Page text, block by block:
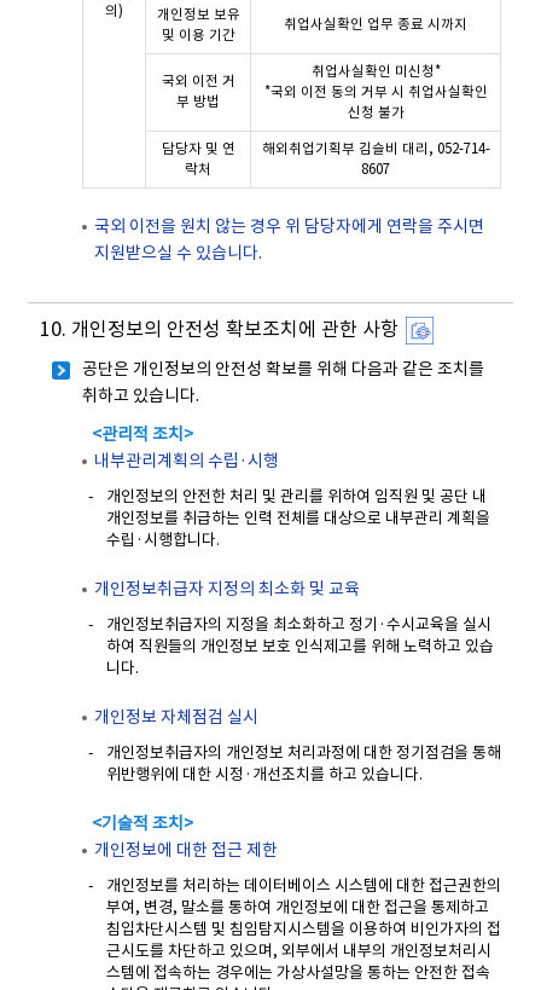
의)
개인정보 보유
및 이용 기간
취업사실확인 업무 종료 시까지
국외 이전 거
부 방법
취업사실확인 미신청*
*국외 이전 동의 거부 시 취업사실확인
신청 불가
담당자 및 연
락처
해외취업기획부 김슬비 대리, 052-714-
8607
국외 이전을 원치 않는 경우 위 담당자에게 연락을 주시면
지원받으실 수 있습니다.
10. 개인정보의 안전성 확보조치에 관한 사항
공단은 개인정보의 안전성 확보를 위해 다음과 같은 조치를
취하고 있습니다.
<관리적 조치>
내부관리계획의 수립·시행
개인정보의 안전한 처리 및 관리를 위하여 임직원 및 공단 내
개인정보를 취급하는 인력 전체를 대상으로 내부관리 계획을
수립·시행합니다.
개인정보취급자 지정의 최소화 및 교육
개인정보취급자의 지정을 최소화하고 정기·수시교육을 실시
하여 직원들의 개인정보 보호 인식제고를 위해 노력하고 있습
니다.
개인정보 자체점검 실시
개인정보취급자의 개인정보 처리과정에 대한 정기점검을 통해
위반행위에 대한 시정·개선조치를 하고 있습니다.
<기술적 조치>
개인정보에 대한 접근 제한
개인정보를 처리하는 데이터베이스 시스템에 대한 접근권한의
부여, 변경, 말소를 통하여 개인정보에 대한 접근을 통제하고
침입차단시스템 및 침임탐지시스템을 이용하여 비인가자의 접
근시도를 차단하고 있으며, 외부에서 내부의 개인정보처리시
스템에 접속하는 경우에는 가상사설망을 통하는 안전한 접속